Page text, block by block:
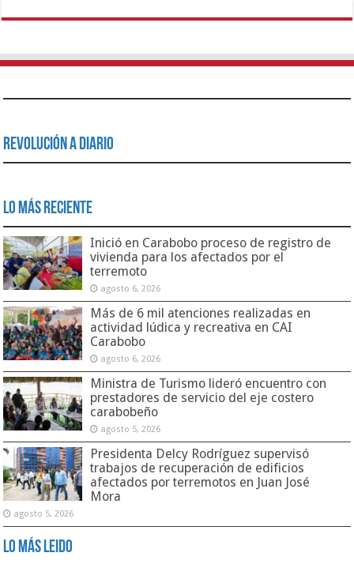
Revolución a Diario
Lo Más Reciente
Inició en Carabobo proceso de registro de
vivienda para los afectados por el
terremoto
agosto 6, 2026
Más de 6 mil atenciones realizadas en
actividad lúdica y recreativa en CAI
Carabobo
agosto 6, 2026
Ministra de Turismo lideró encuentro con
prestadores de servicio del eje costero
carabobeño
agosto 5, 2026
Presidenta Delcy Rodríguez supervisó
trabajos de recuperación de edificios
afectados por terremotos en Juan José
Mora
agosto 5, 2026
Lo Más Leido